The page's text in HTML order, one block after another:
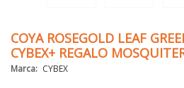
COYA ROSEGOLD LEAF
CYBEX+ REGALO
Marca: CYBEX